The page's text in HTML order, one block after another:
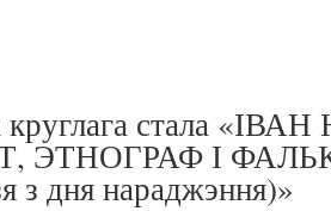
круглага стала
ЭТНОГРАФ І
з дня нараджэння)»